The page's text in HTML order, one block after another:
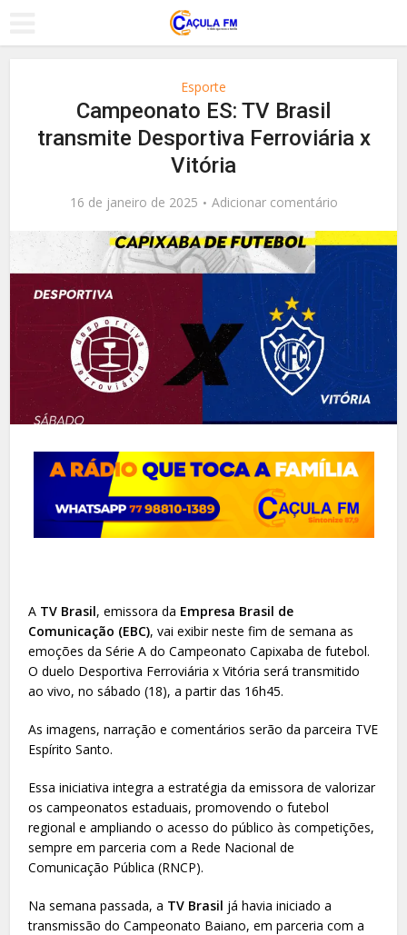
Esporte
Campeonato ES: TV Brasil
transmite Desportiva Ferroviária x
Vitória
16 de janeiro de 2025 Adicionar comentário
A TV Brasil, emissora da Empresa Brasil de
Comunicação (EBC), vai exibir neste fim de semana as
emoções da Série A do Campeonato Capixaba de futebol.
O duelo Desportiva Ferroviária x Vitória será transmitido
ao vivo, no sábado (18), a partir das 16h45.
As imagens, narração e comentários serão da parceira TVE
Espírito Santo.
Essa iniciativa integra a estratégia da emissora de valorizar
os campeonatos estaduais, promovendo o futebol
regional e ampliando o acesso do público às competições,
sempre em parceria com a Rede Nacional de
Comunicação Pública (RNCP).
Na semana passada, a TV Brasil já havia iniciado a
transmissão do Campeonato Baiano, em parceria com a